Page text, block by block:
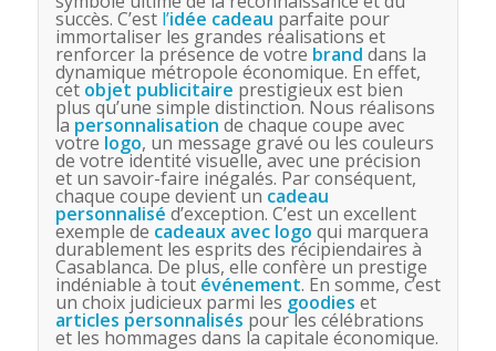
succès. C’est l’idée cadeau parfaite pour
immortaliser les grandes réalisations et
renforcer la présence de votre brand dans la
dynamique métropole économique. En effet,
cet objet publicitaire prestigieux est bien
plus qu’une simple distinction. Nous réalisons
la personnalisation de chaque coupe avec
votre logo, un message gravé ou les couleurs
de votre identité visuelle, avec une précision
et un savoir-faire inégalés. Par conséquent,
chaque coupe devient un cadeau
personnalisé d’exception. C’est un excellent
exemple de cadeaux avec logo qui marquera
durablement les esprits des récipiendaires à
Casablanca. De plus, elle confère un prestige
indéniable à tout événement. En somme, c’est
un choix judicieux parmi les goodies et
articles personnalisés pour les célébrations
et les hommages dans la capitale économique.